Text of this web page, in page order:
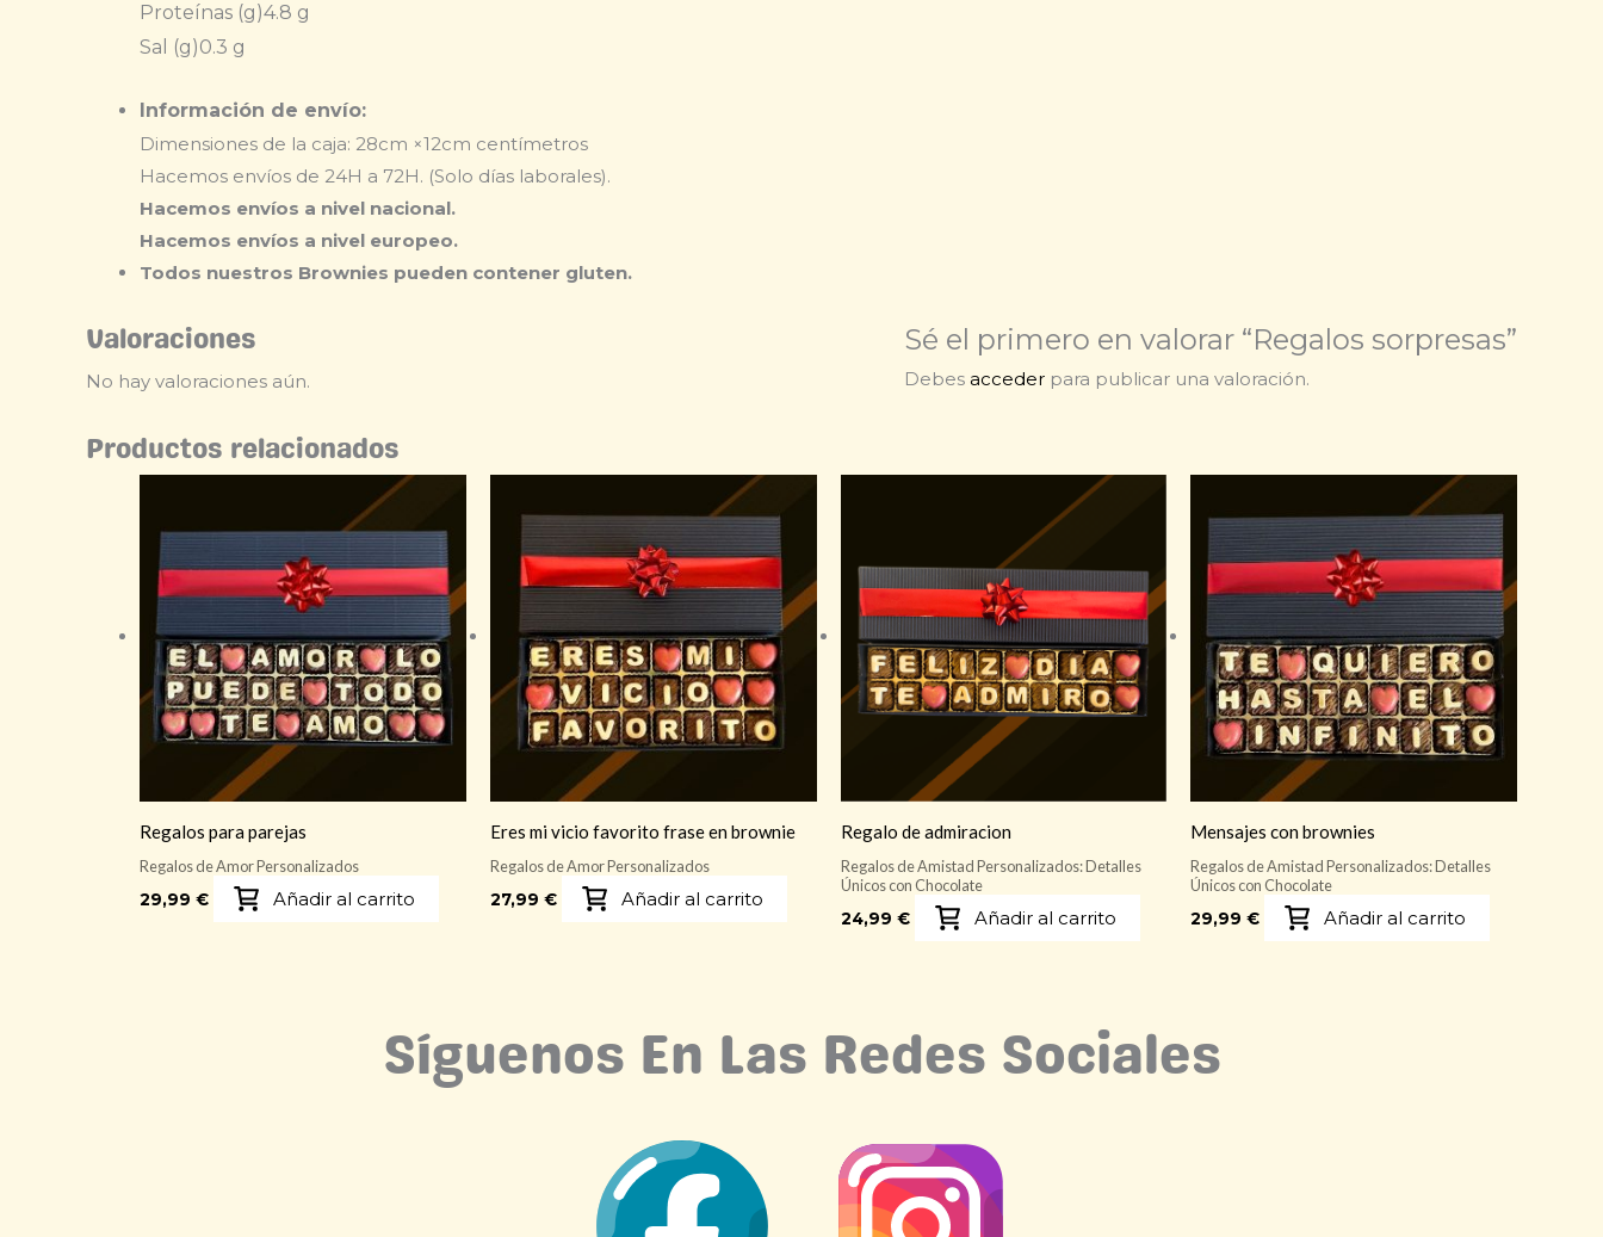
Proteínas (g)4.8 g
Sal (g)0.3 g
Información de envío:
Dimensiones de la caja: 28cm ×12cm centímetros
Hacemos envíos de 24H a 72H. (Solo días laborales).
Hacemos envíos a nivel nacional.
Hacemos envíos a nivel europeo.
Todos nuestros Brownies pueden contener gluten.
Valoraciones
No hay valoraciones aún.
Sé el primero en valorar “Regalos sorpresas”
Debes acceder para publicar una valoración.
Productos relacionados
Regalos para parejas
Regalos de Amor Personalizados
29,99 € Añadir al carrito
Eres mi vicio favorito frase en brownie
Regalos de Amor Personalizados
27,99 € Añadir al carrito
Regalo de admiracion
Regalos de Amistad Personalizados: Detalles
Únicos con Chocolate
24,99 € Añadir al carrito
Mensajes con brownies
Regalos de Amistad Personalizados: Detalles
Únicos con Chocolate
29,99€ Añadir al carrito
Síguenos En Las Redes Sociales